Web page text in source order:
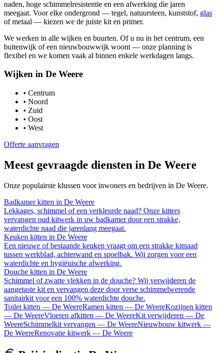
naden, hoge schimmelresistentie en een afwerking die jaren
meegaat. Voor elke ondergrond — tegel, natuursteen, kunststof, glas
of metaal — kiezen we de juiste kit en primer.
We werken in alle wijken en buurten. Of u nu in het centrum, een
buitenwijk of een nieuwbouwwijk woont — onze planning is
flexibel en we komen vaak al binnen enkele werkdagen langs.
Wijken in De Weere
• Centrum
• Noord
• Zuid
• Oost
• West
Offerte aanvragen
Meest gevraagde diensten in De Weere
Onze populairste klussen voor inwoners en bedrijven in De Weere.
Badkamer kitten in De Weere
Lekkages, schimmel of een verkleurde naad? Onze kitters
vervangen oud kitwerk in uw badkamer door een strakke,
waterdichte naad die jarenlang meegaat.
Keuken kitten in De Weere
Een nieuwe of bestaande keuken vraagt om een strakke kitnaad
tussen werkblad, achterwand en spoelbak. Wij zorgen voor een
waterdichte en hygiënische afwerking.
Douche kitten in De Weere
Schimmel of zwarte vlekken in de douche? Wij verwijderen de
aangetaste kit en vervangen deze door verse schimmelwerende
sanitairkit voor een 100% waterdichte douche.
Toilet kitten — De WeereRamen kitten — De WeereKozijnen kitten
— De WeereVloeren afkitten — De WeereKit verwijderen — De
WeereSchimmelkit vervangen — De WeereNieuwbouw kitwerk —
De WeereRenovatie kitwerk — De Weere